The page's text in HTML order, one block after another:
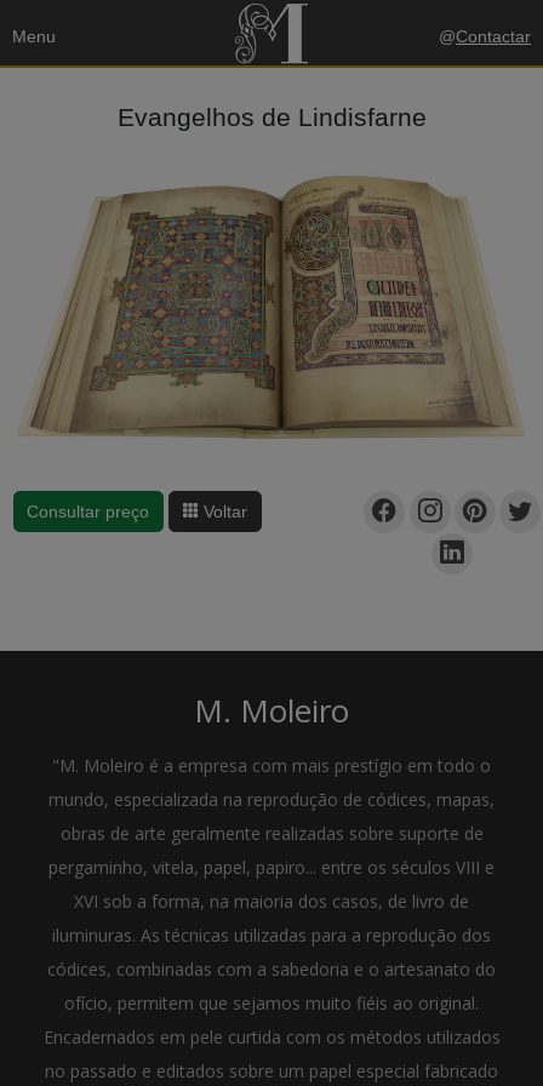
Menu @Contactar
Evangelhos de Lindisfarne
Consultar preço Voltar
M. Moleiro
"M. Moleiro é a empresa com mais prestígio em todo o
mundo, especializada na reprodução de códices, mapas,
obras de arte geralmente realizadas sobre suporte de
pergaminho, vitela, papel, papiro... entre os séculos VIII e
XVI sob a forma, na maioria dos casos, de livro de
iluminuras. As técnicas utilizadas para a reprodução dos
códices, combinadas com a sabedoria e o artesanato do
ofício, permitem que sejamos muito fiéis ao original.
Encadernados em pele curtida com os métodos utilizados
no passado e editados sobre um papel especial fabricado